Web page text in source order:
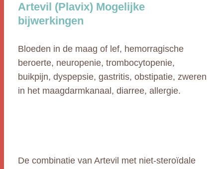
Artevil (Plavix) Mogelijke
bijwerkingen
Bloeden in de maag of lef, hemorragische
beroerte, neuropenie, trombocytopenie,
buikpijn, dyspepsie, gastritis, obstipatie, zweren
in het maagdarmkanaal, diarree, allergie.
De combinatie van Artevil met niet-steroïdale